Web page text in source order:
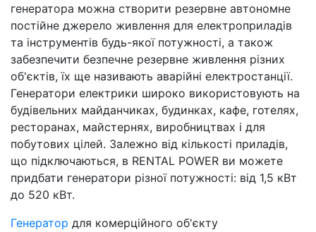
генератора можна створити резервне автономне
постійне джерело живлення для електроприладів
та інструментів будь-якої потужності, а також
забезпечити безпечне резервне живлення різних
об'єктів, їх ще називають аварійні електростанції.
Генератори електрики широко використовують на
будівельних майданчиках, будинках, кафе, готелях,
ресторанах, майстернях, виробництвах і для
побутових цілей. Залежно від кількості приладів,
що підключаються, в RENTAL POWER ви можете
придбати генератори різної потужності: від 1,5 кВт
до 520 кВт.
Генератор для комерційного об'єкту